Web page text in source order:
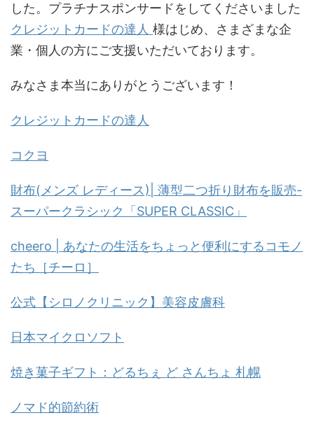
した。プラチナスポンサードをしてくださいました
クレジットカードの達人 様はじめ、さまざまな企
業・個人の方にご支援いただいております。
みなさま本当にありがとうございます！
クレジットカードの達人
コクヨ
財布(メンズ レディース)| 薄型二つ折り財布を販売-
スーパークラシック「SUPER CLASSIC」
cheero | あなたの生活をちょっと便利にするコモノ
たち［チーロ］
公式【シロノクリニック】美容皮膚科
日本マイクロソフト
焼き菓子ギフト：どるちぇ ど さんちょ 札幌
ノマド的節約術